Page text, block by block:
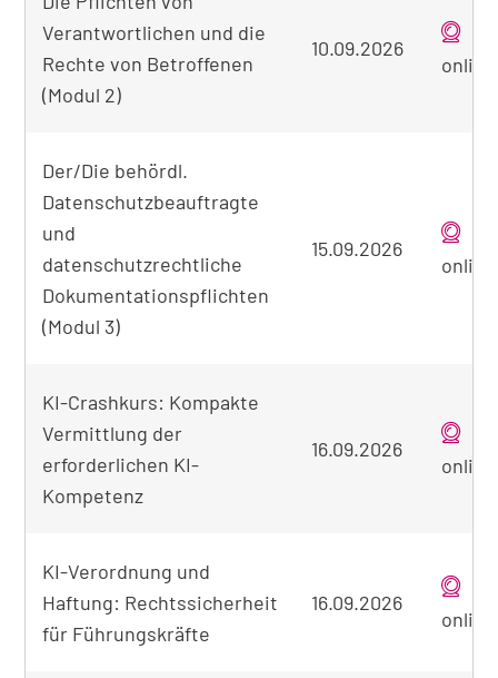
Verantwortlichen und die
Rechte von Betroffenen
(Modul 2)
10.09.2026
online
Der/Die behördl.
Datenschutzbeauftragte
und
datenschutzrechtliche
Dokumentationspflichten
(Modul 3)
15.09.2026
online
KI-Crashkurs: Kompakte
Vermittlung der
erforderlichen KI-
Kompetenz
16.09.2026
online
KI-Verordnung und
Haftung: Rechtssicherheit
für Führungskräfte
16.09.2026
online